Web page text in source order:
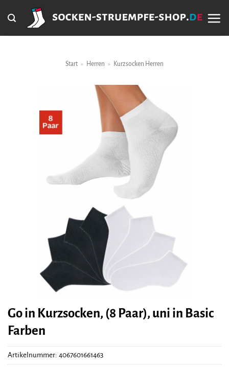
Inhalt
springen
Start » Herren » Kurzsocken Herren
Go in Kurzsocken, (8 Paar), uni in Basic
Farben
Artikelnummer: 4067601661463